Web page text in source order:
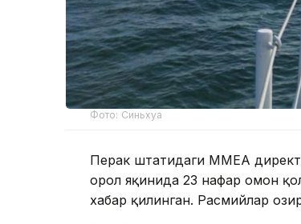
Фото: Синьхуа
Перак штатидаги ММЕА
орол яқинида 23 нафар омон
хабар қилинган. Расмийлар